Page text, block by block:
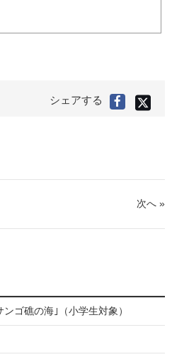
シェアする
Facebook
で
る
X(旧
で
次へ »
ゴ礁の海｣（小学生対象）